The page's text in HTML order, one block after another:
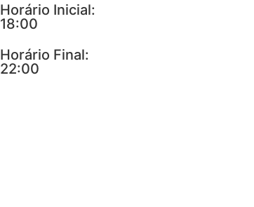
Horário Inicial:
18:00
Horário Final:
22:00